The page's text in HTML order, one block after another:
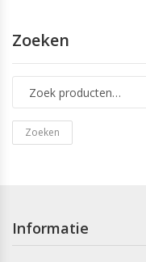
Zoeken
Zoeken
Informatie